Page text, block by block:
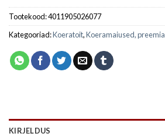
Tootekood:4011905026077
Kategooriad:Koeratoit,Koeramaiused, preemia
KIRJELDUS